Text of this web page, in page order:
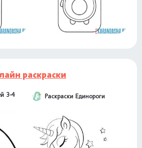
раскраски
3-4
Раскраски Единороги